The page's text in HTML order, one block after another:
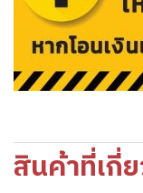
สินค้าที่เกี่